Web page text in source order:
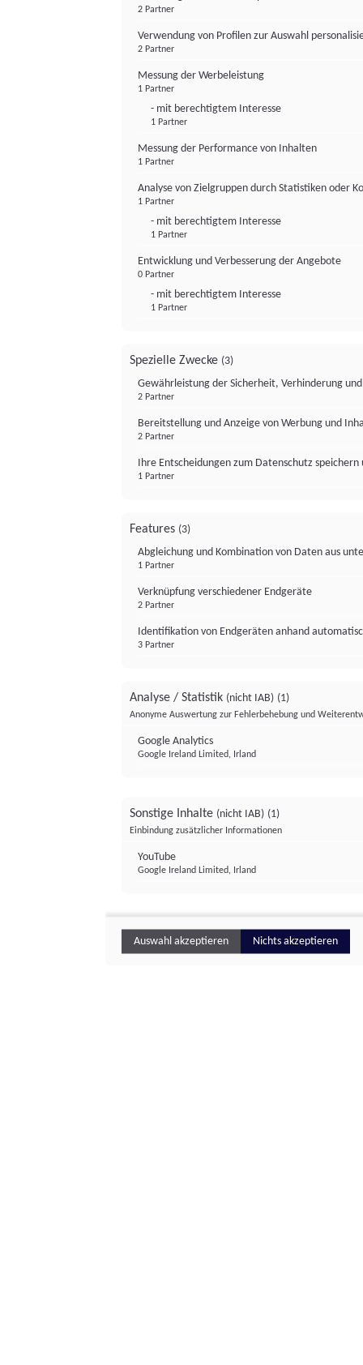
2 Partner
Verwendung von Profilen zur Auswahl
2 Partner
Messung der Werbeleistung
1 Partner
- mit berechtigtem Interesse
1 Partner
Messung der Performance von Inhalten
1 Partner
Analyse von Zielgruppen durch Statistiken oder
1 Partner
- mit berechtigtem Interesse
1 Partner
Entwicklung und Verbesserung der Angebote
0 Partner
- mit berechtigtem Interesse
1 Partner
Spezielle Zwecke (3)
Gewährleistung der Sicherheit, Verhinderung
2 Partner
Bereitstellung und Anzeige von Werbung und
2 Partner
Ihre Entscheidungen zum Datenschutz
1 Partner
Features (3)
Abgleichung und Kombination von Daten aus
1 Partner
Verknüpfung verschiedener Endgeräte
2 Partner
Identifikation von Endgeräten anhand
3 Partner
Analyse / Statistik (nicht IAB) (1)
Anonyme Auswertung zur Fehlerbehebung und
Google Analytics
Google Ireland Limited, Irland
Sonstige Inhalte (nicht IAB) (1)
Einbindung zusätzlicher Informationen
YouTube
Google Ireland Limited, Irland
Auswahl akzeptieren Nichts akzeptieren